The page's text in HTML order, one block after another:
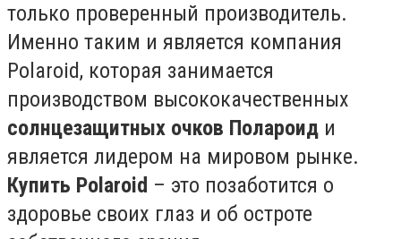
только проверенный производитель.
Именно таким и является компания
Polaroid, которая занимается
производством высококачественных
солнцезащитных очков Полароид и
является лидером на мировом рынке.
Купить Polaroid – это позаботится о
здоровье своих глаз и об остроте